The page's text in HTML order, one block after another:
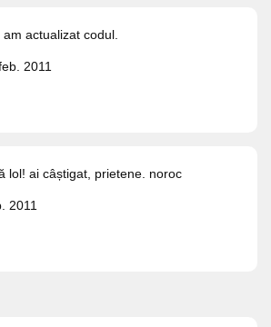
actualizat codul.
2011
lol! ai câștigat, prietene. noroc
2011